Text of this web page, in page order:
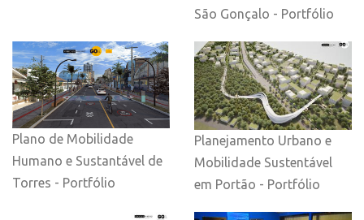
São Gonçalo - Portfólio
Plano de Mobilidade
Humano e Sustantável de
Torres - Portfólio
Planejamento Urbano e
Mobilidade Sustentável
em Portão - Portfólio